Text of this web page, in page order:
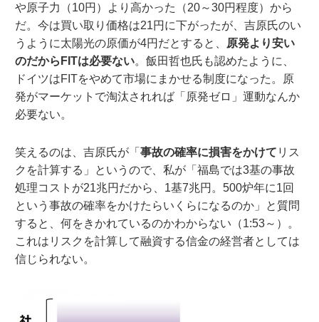
や原子力（10円）より高かった（20～30円程度）から
だ。今は買い取り価格は21円に下がったが、吉原氏のい
うように太陽光の原価が4円だとすると、
原発より安い
のだからFITは必要ない。飯田哲也氏も認めたように、
ドイツはFITをやめて市場にまかせる制度になった。原
発がマーケットで淘汰されれば「原発ゼロ」運動なんか
必要ない。
笑えるのは、吉原氏が「 事故の確率に損害をかけて リス
クを計算する」というので、私が「福島では3基の事故
処理コストが21兆円だから、1基7兆円。500炉年に1回
という事故の確率をかけたらいくらになるのか」と質問
すると、何をきかれているのかわからない（1:53～）。
これはリスクを計算して融資する信金の経営者としては
信じられない。